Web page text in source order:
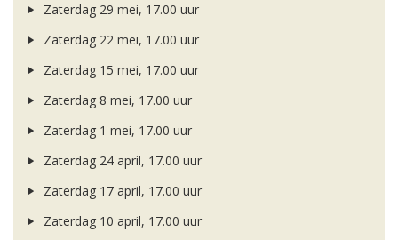
Zaterdag 29 mei, 17.00 uur
Zaterdag 22 mei, 17.00 uur
Zaterdag 15 mei, 17.00 uur
Zaterdag 8 mei, 17.00 uur
Zaterdag 1 mei, 17.00 uur
Zaterdag 24 april, 17.00 uur
Zaterdag 17 april, 17.00 uur
Zaterdag 10 april, 17.00 uur